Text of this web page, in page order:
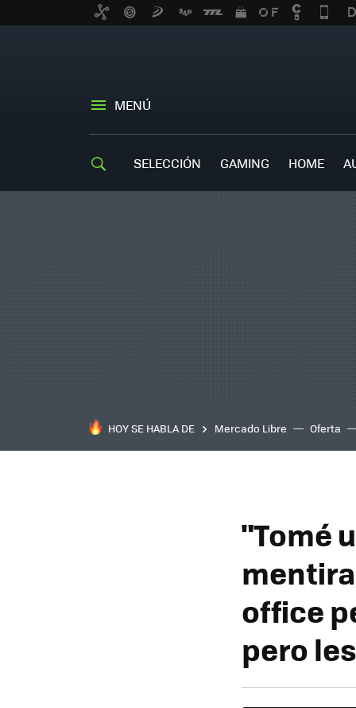
MENÚ
SELECCIÓN GAMING HOME
HOY SE HABLA DE Mercado Libre Oferta
"Tomé
office
pero